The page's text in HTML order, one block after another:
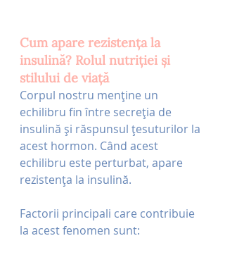
Cum apare rezistența la
insulină? Rolul nutriției și
stilului de viață
Corpul nostru menține un
echilibru fin între secreția de
insulină și răspunsul țesuturilor la
acest hormon. Când acest
echilibru este perturbat, apare
rezistența la insulină.
Factorii principali care contribuie
la acest fenomen sunt: